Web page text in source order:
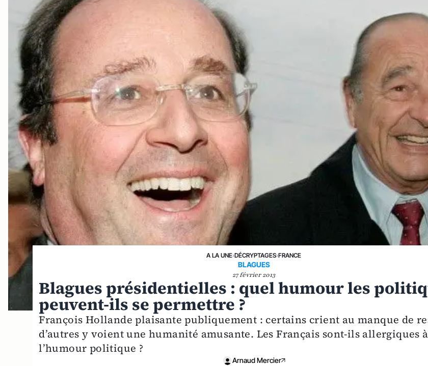
A LA UNE›DÉCRYPTAGES›FRANCE
BLAGUES
27 février 2013
Blagues présidentielles : quel humour les
peuvent-ils se permettre ?
François Hollande plaisante publiquement : certains crient au manque de
d’autres y voient une humanité amusante. Les Français sont-ils allergiques à
l’humour politique ?
Arnaud Mercier